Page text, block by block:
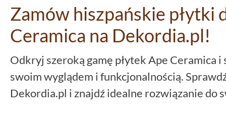
Zamów hiszpańskie płytki
Ceramica na Dekordia.pl!
Odkryj szeroką gamę płytek Ape Ceramica
swoim wyglądem i funkcjonalnością.
Dekordia.pl i znajdź idealne rozwiązanie do